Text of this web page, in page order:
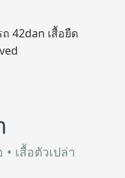
42dan เสื้อยืด
เสื้อตัวเปล่า